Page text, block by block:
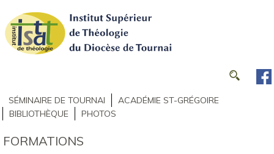
SÉMINAIRE DE TOURNAI
ACADÉMIE ST-GRÉGOIRE
BIBLIOTHÈQUE
PHOTOS
FORMATIONS